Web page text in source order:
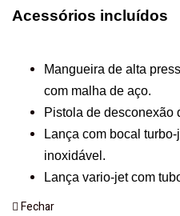
Acessórios incluídos
Mangueira de alta
com malha de aço.
Pistola de desconexão
Lança com bocal
inoxidável.
Lança vario-jet com
Fechar